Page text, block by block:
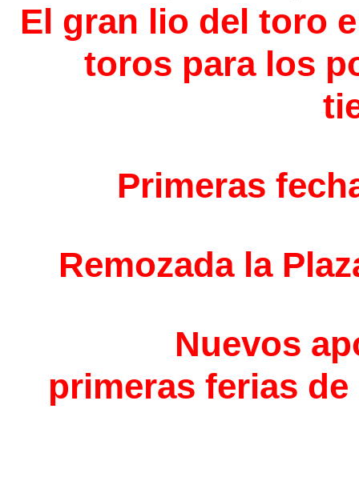
El gran lio del toro
toros para los
Primeras
Remozada la
Nuevos
primeras ferias